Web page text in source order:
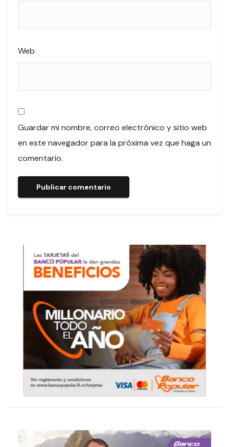
Web
Guardar mi nombre, correo electrónico y sitio web
en este navegador para la próxima vez que haga un
comentario.